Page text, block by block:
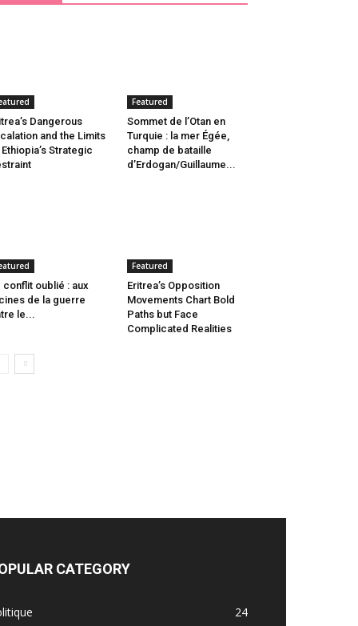
Dangerous
and the Limits
Strategic
Featured
Sommet de l’Otan en
Turquie : la mer Égée,
champ de bataille
d’Erdogan/Guillaume...
conflit oublié : aux
de la guerre
le...
Featured
Eritrea’s Opposition
Movements Chart Bold
Paths but Face
Complicated Realities
CATEGORY
24